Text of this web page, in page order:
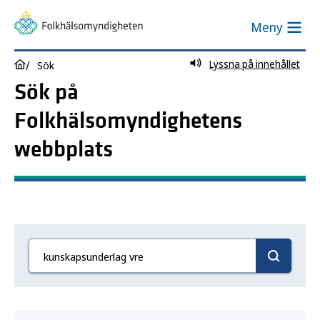
Meny
Sök Lyssna på innehållet
Sök på
Folkhälsomyndighetens
webbplats